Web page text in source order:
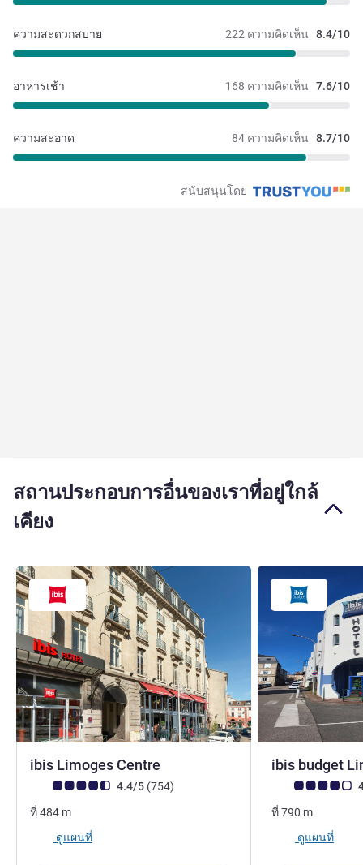
222 ความคิดเห็น 8.4/10
ความสะดวกสบาย
168 ความคิดเห็น 7.6/10
อาหารเช้า
84 ความคิดเห็น 8.7/10
ความสะอาด
สนับสนุนโดย
สถานประกอบการอื่นของเราที่อยู่ใกล้
เคียง
ibis Limoges Centre
คะแนนความคิดเห็นจากแขก (เรทติ้งบน ALL)
4.4/5 (754รีวิว รายการ
)
ที่484 m
ดูแผนที่
ibis budget
คะแนนความคิดเ
ที่790 m
ดูแผนที่